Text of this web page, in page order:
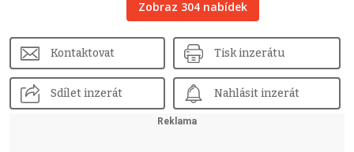
Zobraz 304 nabídek
Kontaktovat Tisk inzerátu
Sdílet inzerát Nahlásit inzerát